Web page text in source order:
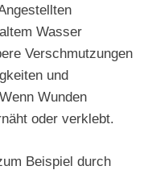
Wasser
Verschmutzungen
und
Wunden
oder verklebt.
Beispiel durch